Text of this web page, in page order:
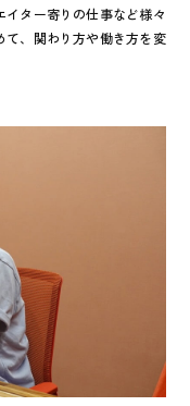
ター寄りの仕事など様々
て、関わり方や働き方を変